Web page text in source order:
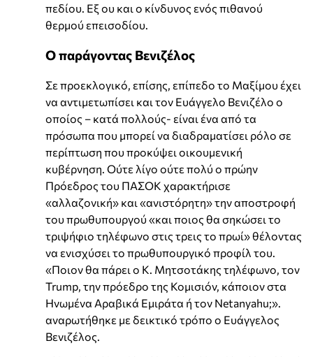
πεδίου. Εξ ου και ο κίνδυνος ενός πιθανού
θερμού επεισοδίου.
Ο παράγοντας Βενιζέλος
Σε προεκλογικό, επίσης, επίπεδο το Μαξίμου έχει
να αντιμετωπίσει και τον Ευάγγελο Βενιζέλο ο
οποίος – κατά πολλούς- είναι ένα από τα
πρόσωπα που μπορεί να διαδραματίσει ρόλο σε
περίπτωση που προκύψει οικουμενική
κυβέρνηση. Ούτε λίγο ούτε πολύ ο πρώην
Πρόεδρος του ΠΑΣΟΚ χαρακτήρισε
«αλλαζονική» και «ανιστόρητη» την αποστροφή
του πρωθυπουργού «και ποιος θα σηκώσει το
τριψήφιο τηλέφωνο στις τρεις το πρωί» θέλοντας
να ενισχύσει το πρωθυπουργικό προφίλ του.
«Ποιον θα πάρει ο Κ. Μητσοτάκης τηλέφωνο, τον
Trump, την πρόεδρο της Κομισιόν, κάποιον στα
Ηνωμένα Αραβικά Εμιράτα ή τον Netanyahu;».
αναρωτήθηκε με δεικτικό τρόπο ο Ευάγγελος
Βενιζέλος.